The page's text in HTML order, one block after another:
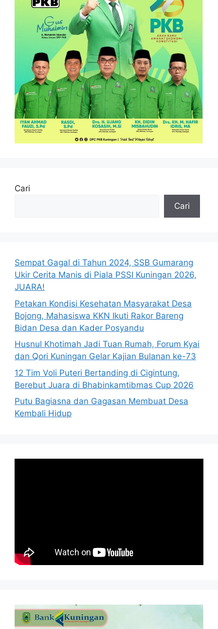
Cari
Cari
Sempat Gagal di Tahun 2024, SSB Gumarang
Ukir Cerita Manis di Piala PSSI Kuningan 2026,
JUARA!
Petakan Kondisi Kesehatan Masyarakat Desa
Bojong, Mahasiswa KKN Ikuti Rakor Bareng
Bidan Desa dan Kader Posyandu
Husnul Khotimah Jadi Tuan Rumah, Forum Kyai
dan Qori Kuningan Gelar Kajian Bulanan ke-73
12 Tim Voli Puteri Bertanding di Cigintung,
Berebut Juara di Bhabinkamtibmas Cup 2026
Putu Bagiasna dan Gagasan Membuat Desa
Kembali Hidup